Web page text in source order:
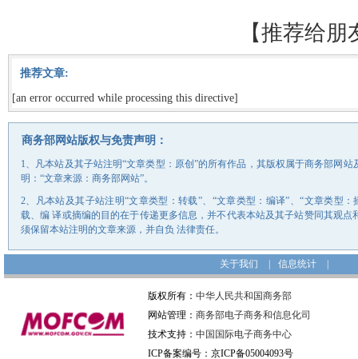
【推荐给朋
推荐文章:
[an error occurred while processing this directive]
商务部网站版权与免责声明：
1、凡本站及其子站注明“文章类型：原创”的所有作品，其版权属于商务部网
明：“文章来源：商务部网站”。
2、凡本站及其子站注明“文章类型：转载”、“文章类型：编译”、“文章类型
载、编 译或摘编的目的在于传递更多信息，并不代表本站及其子站赞同其观
须保留本站注明的文章来源，并自负 法律责任。
关于我们 信息统计
版权所有： 中华人民共和国商务部
网站管理： 商务部电子商务和信息化司
技术支持： 中国国际电子商务中心
ICP备案编号：京ICP备05004093号